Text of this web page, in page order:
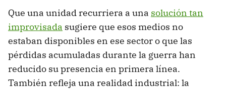
Que una unidad recurriera a una solución tan
improvisada sugiere que esos medios no
estaban disponibles en ese sector o que las
pérdidas acumuladas durante la guerra han
reducido su presencia en primera línea.
También refleja una realidad industrial: la